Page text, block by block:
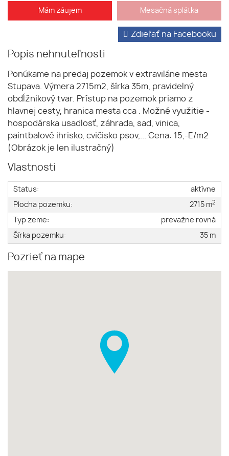
Mám záujem Mesačná splátka
Popis nehnuteľnosti
Zdieľať na Facebooku
Ponúkame na predaj pozemok v extraviláne mesta
Stupava. Výmera 2715m2, šírka 35m, pravidelný
obdĺžnikový tvar. Prístup na pozemok priamo z
hlavnej cesty, hranica mesta cca . Možné využitie -
hospodárska usadlosť, záhrada, sad, vinica,
paintbalové ihrisko, cvičisko psov,... Cena: 15,-E/m2
(Obrázok je len ilustračný)
Vlastnosti
Status:
aktívne
Plocha pozemku:
2715 m2
Typ zeme:
prevažne rovná
Šírka pozemku:
35 m
Pozrieť na mape